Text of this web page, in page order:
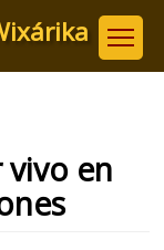
vivo en